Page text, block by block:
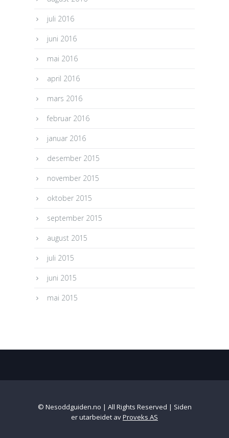
juli 2016
juni 2016
mai 2016
april 2016
mars 2016
februar 2016
januar 2016
desember 2015
november 2015
oktober 2015
september 2015
august 2015
juli 2015
juni 2015
mai 2015
© Nesoddguiden.no | All Rights Reserved | Siden
er utarbeidet avProveks AS